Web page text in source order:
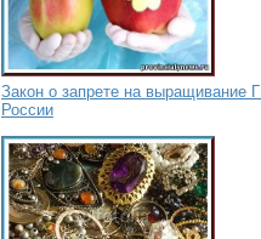
Закон о запрете на выращивание
России